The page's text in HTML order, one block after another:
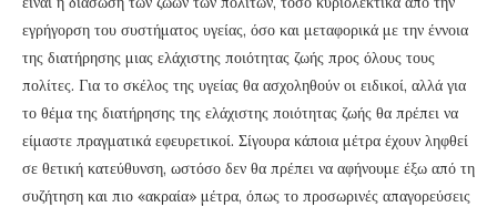
εγρήγορση του συστήματος υγείας, όσο και μεταφορικά με την έννοια
της διατήρησης μιας ελάχιστης ποιότητας ζωής προς όλους τους
πολίτες. Για το σκέλος της υγείας θα ασχοληθούν οι ειδικοί, αλλά για
το θέμα της διατήρησης της ελάχιστης ποιότητας ζωής θα πρέπει να
είμαστε πραγματικά εφευρετικοί. Σίγουρα κάποια μέτρα έχουν ληφθεί
σε θετική κατεύθυνση, ωστόσο δεν θα πρέπει να αφήνουμε έξω από τη
συζήτηση και πιο «ακραία» μέτρα, όπως το προσωρινές απαγορεύσεις